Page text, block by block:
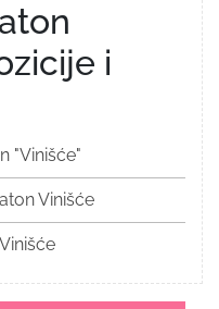
i
"Vinišće"
Vinišće